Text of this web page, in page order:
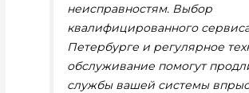
неисправностям. Выбор
квалифицированного
Петербурге и регулярное
обслуживание помогут
службы вашей системы